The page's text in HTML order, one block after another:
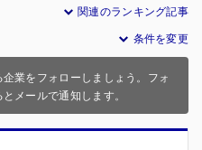
関連のランキング記事
条件を変更
業をフォローしましょう。フォ
メールで通知します。